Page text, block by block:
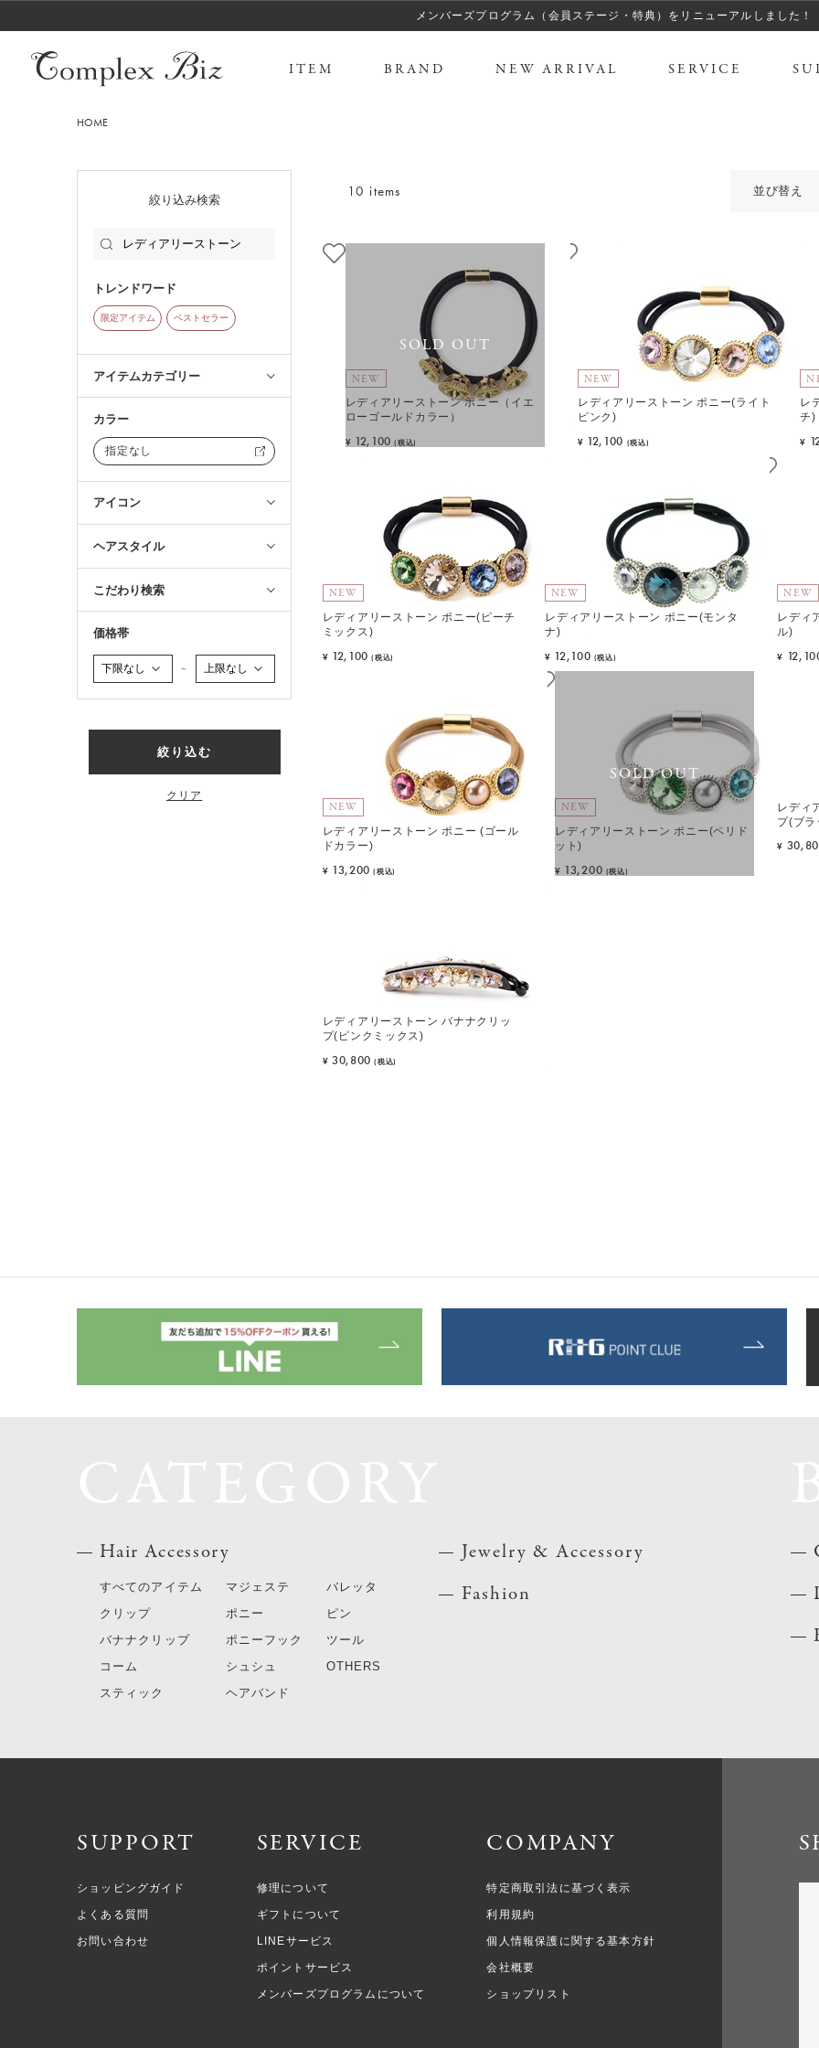
メンバーズプログラム（会員ステージ・特典）をリニューアルしました！
ITEM BRAND NEW ARRIVAL SERVICE
HOME
絞り込み検索
トレンドワード
限定アイテム ベストセラー
アイテムカテゴリー
カラー
指定なし
アイコン
ヘアスタイル
こだわり検索
価格帯
～
絞り込む
クリア
10 items 並び替え
SOLD OUT
NEW
レディアリーストーン ポニー（イエ
ローゴールドカラー）
¥ 12,100 (税込)
NEW
レディアリーストーン ポニー(ライト
ピンク)
¥ 12,100 (税込)
レ
チ)
¥
NEW
レディアリーストーン ポニー(ピーチ
ミックス)
¥ 12,100 (税込)
NEW
レディアリーストーン ポニー(モンタ
ナ)
¥ 12,100 (税込)
NEW
レディ
ル)
¥
NEW
レディアリーストーン ポニー (ゴール
ドカラー)
¥ 13,200 (税込)
SOLD OUT
NEW
レディアリーストーン ポニー(ペリド
ット)
¥ 13,200 (税込)
レディ
プ(ブラ
¥
レディアリーストーン バナナクリッ
プ(ピンクミックス)
¥ 30,800 (税込)
Hair Accessory
すべてのアイテム
クリップ
バナナクリップ
コーム
スティック
マジェステ
ポニー
ポニーフック
シュシュ
ヘアバンド
バレッタ
ピン
ツール
OTHERS
Jewelry & Accessory
Fashion
SUPPORT
ショッピングガイド
よくある質問
お問い合わせ
SERVICE
修理について
ギフトについて
LINEサービス
ポイントサービス
メンバーズプログラムについて
COMPANY
特定商取引法に基づく表示
利用規約
個人情報保護に関する基本方針
会社概要
ショップリスト